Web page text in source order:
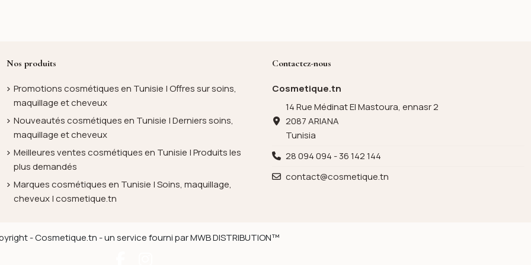
Nos produits
Promotions cosmétiques en Tunisie | Offres sur soins,
maquillage et cheveux
Nouveautés cosmétiques en Tunisie | Derniers soins,
maquillage et cheveux
Meilleures ventes cosmétiques en Tunisie | Produits les
plus demandés
Marques cosmétiques en Tunisie | Soins, maquillage,
cheveux | cosmetique.tn
Contactez-nous
Cosmetique.tn
14 Rue Médinat El Mastoura, ennasr 2
2087 ARIANA
Tunisia
28 094 094 - 36 142 144
contact@cosmetique.tn
- Cosmetique.tn - un service fourni par MWB DISTRIBUTION™